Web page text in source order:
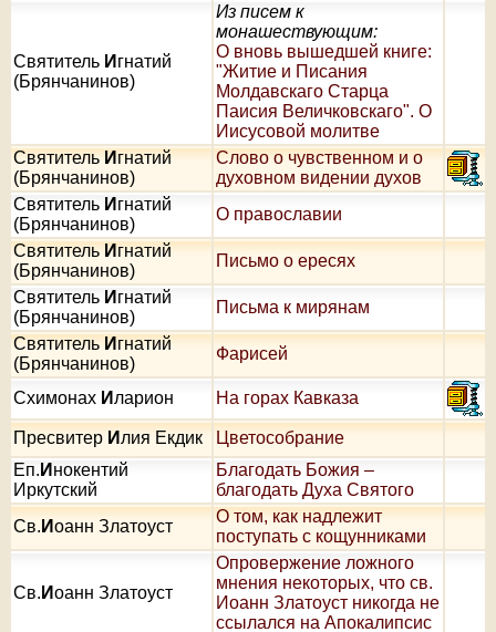
Святитель И гнатий
(Брянчанинов)
Из писем к
монашествующим:
О вновь вышедшей книге:
"Житие и Писания
Молдавскаго Старца
Паисия Величковскаго". О
Иисусовой молитве
СвятительИгнатий
(Брянчанинов)
Слово о чувственном и о
духовном видении духов
Святитель И гнатий
(Брянчанинов)
О православии
СвятительИгнатий
(Брянчанинов)
Письмо о ересях
Святитель И гнатий
(Брянчанинов)
Письма к мирянам
СвятительИгнатий
(Брянчанинов)
Фарисей
Схимонах И ларион На горах Кавказа
Пресвитер И лия Екдик
Цветособрание
Еп. И нокентий
Иркутский
Благодать Божия –
благодать Духа Святого
Св. Иоанн Златоуст
О том, как надлежит
поступать с кощунниками
Св. Иоанн Златоуст
Опровержение ложного
мнения некоторых, что св.
Иоанн Златоуст никогда не
ссылался на Апокалипсис